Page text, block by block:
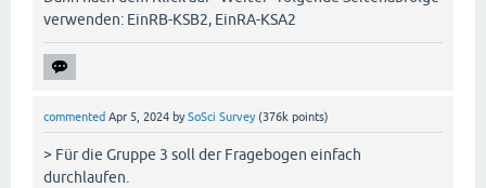
verwenden: EinRB-KSB2, EinRA-KSA2
commented Apr 5, 2024 bySoSci Survey (376k points)
> Für die Gruppe 3 soll der Fragebogen einfach
durchlaufen.